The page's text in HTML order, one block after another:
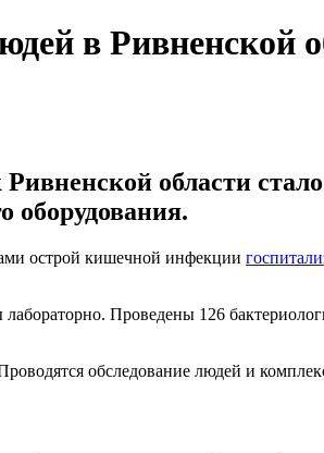
в Ривненской
области
оборудования.
острой кишечной инфекции
Проведены 126
обследование людей и